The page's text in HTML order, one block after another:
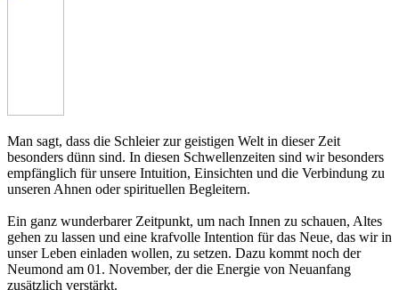
Man sagt, dass die Schleier zur geistigen Welt in dieser Zeit
besonders dünn sind. In diesen Schwellenzeiten sind wir besonders
empfänglich für unsere Intuition, Einsichten und die Verbindung zu
unseren Ahnen oder spirituellen Begleitern.
Ein ganz wunderbarer Zeitpunkt, um nach Innen zu schauen, Altes
gehen zu lassen und eine krafvolle Intention für das Neue, das wir in
unser Leben einladen wollen, zu setzen. Dazu kommt noch der
Neumond am 01. November, der die Energie von Neuanfang
zusätzlich verstärkt.